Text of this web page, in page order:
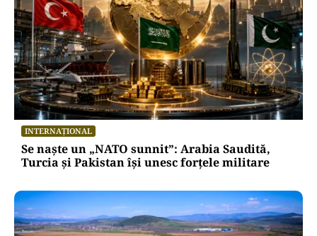
INTERNAȚIONAL
Se naște un „NATO sunnit”: Arabia Saudită,
Turcia și Pakistan își unesc forțele militare